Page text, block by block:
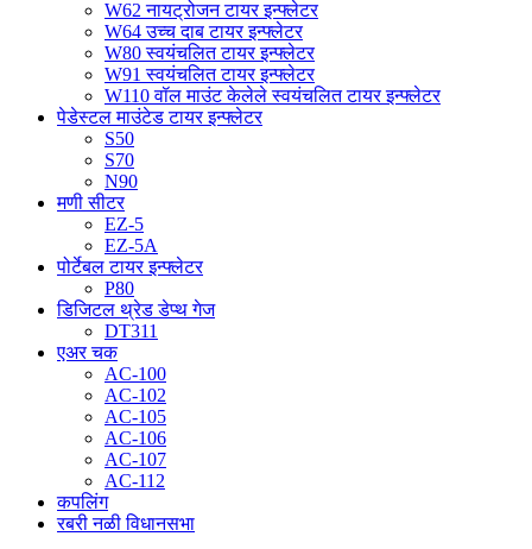
W62 नायट्रोजन टायर इन्फ्लेटर
W64 उच्च दाब टायर इन्फ्लेटर
W80 स्वयंचलित टायर इन्फ्लेटर
W91 स्वयंचलित टायर इन्फ्लेटर
W110 वॉल माउंट केलेले स्वयंचलित टायर इन्फ्लेटर
पेडेस्टल माउंटेड टायर इन्फ्लेटर
S50
S70
N90
मणी सीटर
EZ-5
EZ-5A
पोर्टेबल टायर इन्फ्लेटर
P80
डिजिटल थ्रेड डेप्थ गेज
DT311
एअर चक
AC-100
AC-102
AC-105
AC-106
AC-107
AC-112
कपलिंग
रबरी नळी विधानसभा